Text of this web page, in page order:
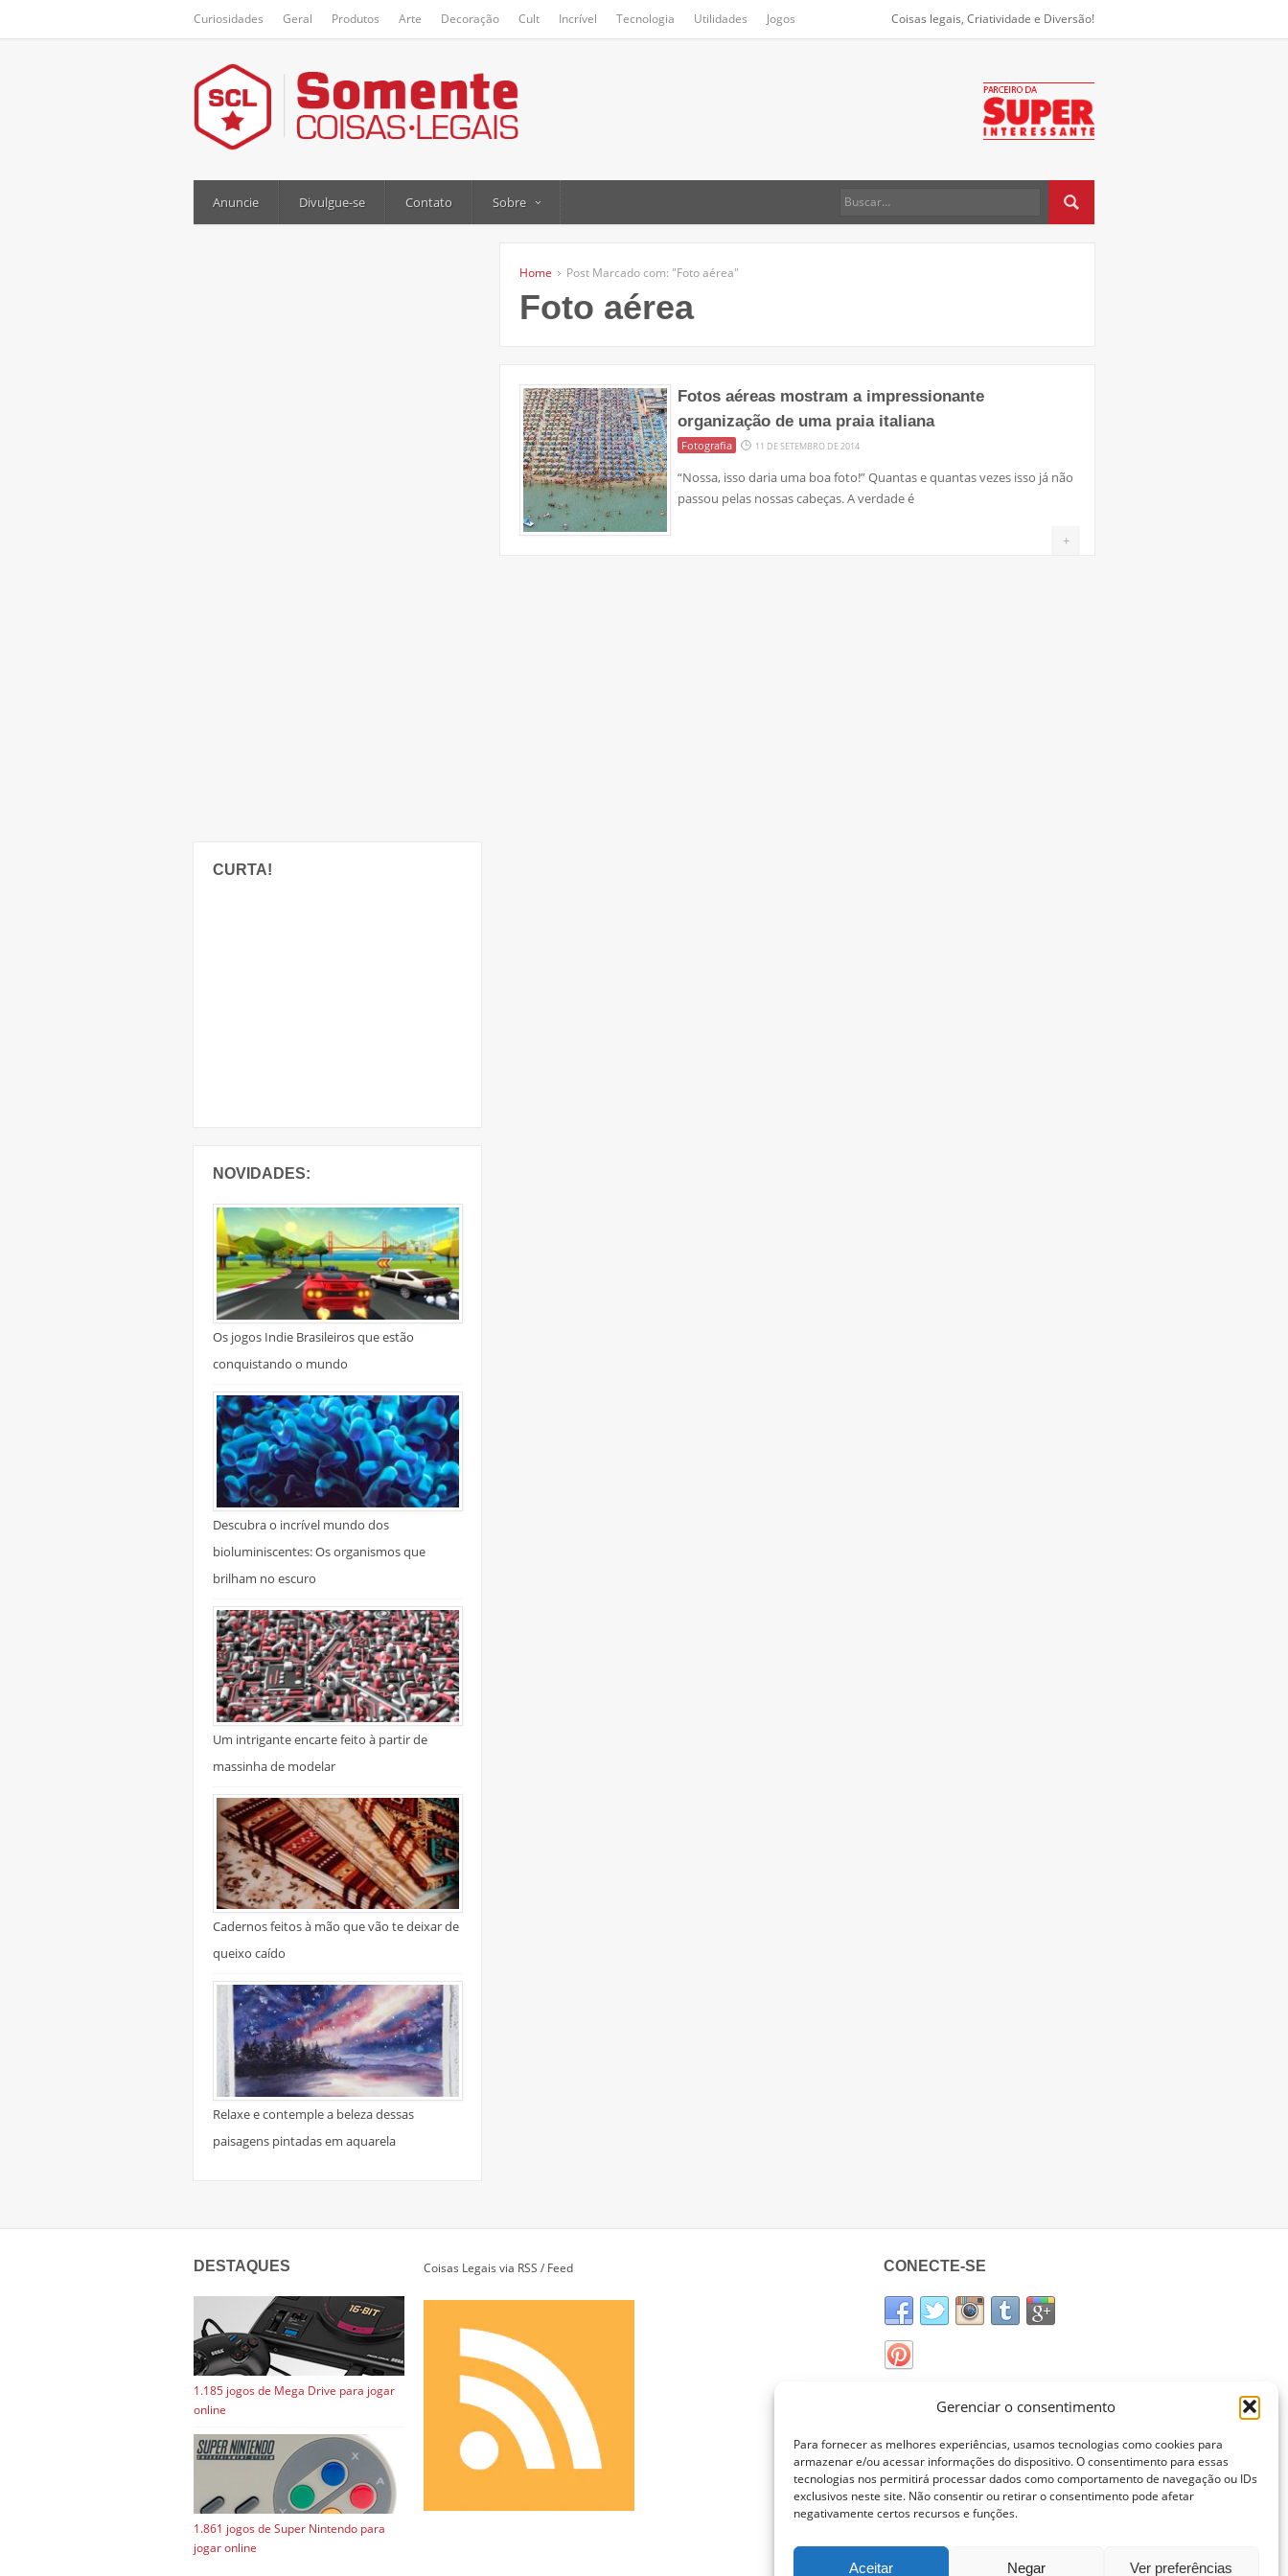
Gerenciar o consentimento
Para fornecer as melhores experiências, usamos tecnologias como cookies para
armazenar e/ou acessar informações do dispositivo. O consentimento para essas
tecnologias nos permitirá processar dados como comportamento de navegação ou IDs
exclusivos neste site. Não consentir ou retirar o consentimento pode afetar
negativamente certos recursos e funções.
Aceitar Negar Ver preferências
Curiosidades Geral Produtos Arte Decoração Cult Incrível Tecnologia Utilidades Jogos Coisas legais, Criatividade e Diversão!
Anuncie Divulgue-se Contato Sobre
CURTA!
NOVIDADES:
Os jogos Indie Brasileiros que estão
conquistando o mundo
Descubra o incrível mundo dos
bioluminiscentes: Os organismos que
brilham no escuro
Um intrigante encarte feito à partir de
massinha de modelar
Cadernos feitos à mão que vão te deixar de
queixo caído
Relaxe e contemple a beleza dessas
paisagens pintadas em aquarela
Home Post Marcado com: "Foto aérea"
Foto aérea
Fotos aéreas mostram a impressionante
organização de uma praia italiana
Fotografia 11 DE SETEMBRO DE 2014
“Nossa, isso daria uma boa foto!” Quantas e quantas vezes isso já não
passou pelas nossas cabeças. A verdade é
+
DESTAQUES
1.185 jogos de Mega Drive para jogar
online
1.861 jogos de Super Nintendo para
jogar online
Coisas Legais via RSS / Feed CONECTE-SE